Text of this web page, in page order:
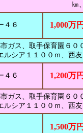
㎞
４６ 1,000万
ガス、取手保育園６
ルシア１１００ｍ、西
４６ 1,200万
ガス、取手保育園６
ルシア１１００ｍ、西
1,500万